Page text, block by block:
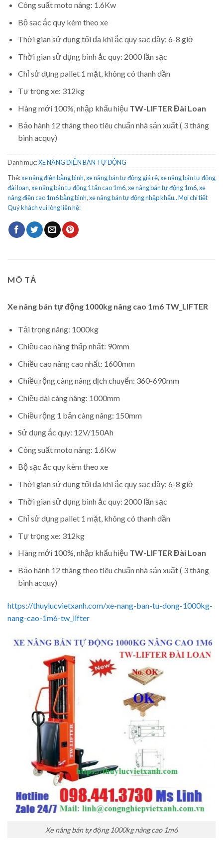
Công suất moto nâng: 1.6Kw
Bộ sạc ắc quy kèm theo xe
Thời gian sử dụng tối đa khi ắc quy sạc đầy: 6-8 giờ
Thời gian sử dụng bình ắc quy: 2000 lần sạc
Chỉ sử dụng pallet 1 mặt, không có thanh dần
Tự trọng xe: 312kg
Hàng mới 100%, nhập khẩu hiệu TW-LIFTER Đài Loan
Bảo hành 12 tháng theo tiêu chuẩn nhà sản xuất ( 3 tháng
bình acquy)
Danh mục:XE NÂNG ĐIỆN BÁN TỰ ĐỘNG
Thẻ:xe nâng điện bằng bình,xe nâng bán tự động giá rẻ,xe nâng bán tự động
đài loan,xe nâng bán tự động 1 tấn cao 1m6,xe nâng bán tự động 1m6,xe
nâng điện cao 1m6 bằng bình,xe nâng bán tự động nhập khẩu.. Mọi chi tiết
Quý khách vui lòng liên hệ:
MÔ TẢ
Xe nâng bán tự động 1000kg nâng cao 1m6 TW_LIFTER
Tải trọng nâng: 1000kg
Chiều cao nâng thấp nhất: 90mm
Chiều cao nâng cao nhất: 1600mm
Chiều rộng càng nâng dịch chuyển: 360-690mm
Chiều dài càng nâng: 1000mm
Chiều rộng 1 bản càng nâng: 150mm
Sử dụng ắc quy: 12V/150Ah
Công suất moto nâng: 1.6Kw
Bộ sạc ắc quy kèm theo xe
Thời gian sử dụng tối đa khi ắc quy sạc đầy: 6-8 giờ
Thời gian sử dụng bình ắc quy: 2000 lần sạc
Chỉ sử dụng pallet 1 mặt, không có thanh dần
Tự trọng xe: 312kg
Hàng mới 100%, nhập khẩu hiệu TW-LIFTER Đài Loan
Bảo hành 12 tháng theo tiêu chuẩn nhà sản xuất ( 3 tháng
bình acquy)
https://thuylucvietxanh.com/xe-nang-ban-tu-dong-1000kg-
nang-cao-1m6-tw_lifter
Xe nâng bán tự động 1000kg nâng cao 1m6